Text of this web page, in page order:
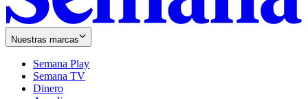
Nuestras marcas
Semana Play
Semana TV
Dinero